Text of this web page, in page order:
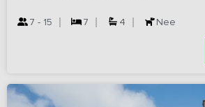
7 - 15 7 4 Nee